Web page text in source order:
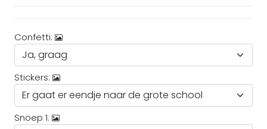
Confetti:
Stickers:
Snoep 1: